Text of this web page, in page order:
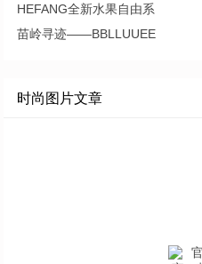
HEFANG全新水果自由系
苗岭寻迹——BBLLUUEE
时尚图片文章